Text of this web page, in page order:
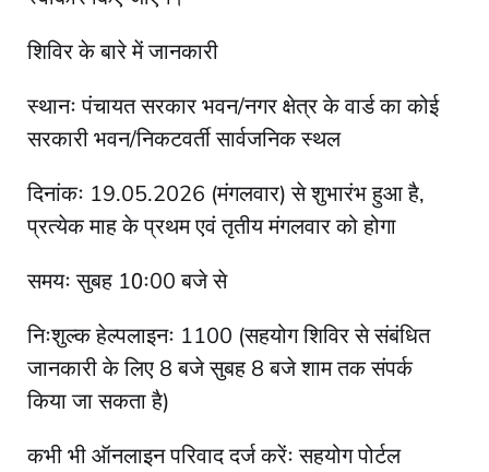
शिविर के बारे में जानकारी
स्थानः पंचायत सरकार भवन/नगर क्षेत्र के वार्ड का कोई
सरकारी भवन/निकटवर्ती सार्वजनिक स्थल
दिनांकः 19.05.2026 (मंगलवार) से शुभारंभ हुआ है,
प्रत्येक माह के प्रथम एवं तृतीय मंगलवार को होगा
समयः सुबह 10ः00 बजे से
निःशुल्क हेल्पलाइनः 1100 (सहयोग शिविर से संबंधित
जानकारी के लिए 8 बजे सुबह 8 बजे शाम तक संपर्क
किया जा सकता है)
कभी भी ऑनलाइन परिवाद दर्ज करेंः सहयोग पोर्टल